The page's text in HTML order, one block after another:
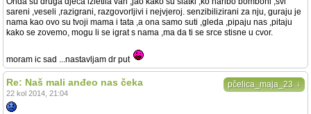
sareni ,veseli ,razigrani, razgovorljivi i nejvjeroj. senzibilizirani za nju, guraju je
nama kao ovo su tvoji mama i tata ,a ona samo suti ,gleda ,pipaju nas ,pitaju
kako se zovemo, mogu li se igrat s nama ,ma da ti se srce stisne u cvor.
moram ic sad ...nastavljam dr put
pčelica_maja_23 ↓
Re: Naš mali anđeo nas čeka
22 kol 2014, 21:04